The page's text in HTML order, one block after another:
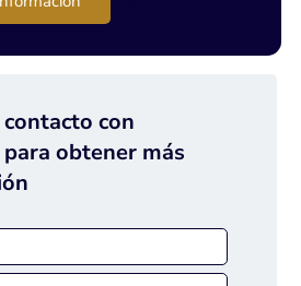
con
obtener más